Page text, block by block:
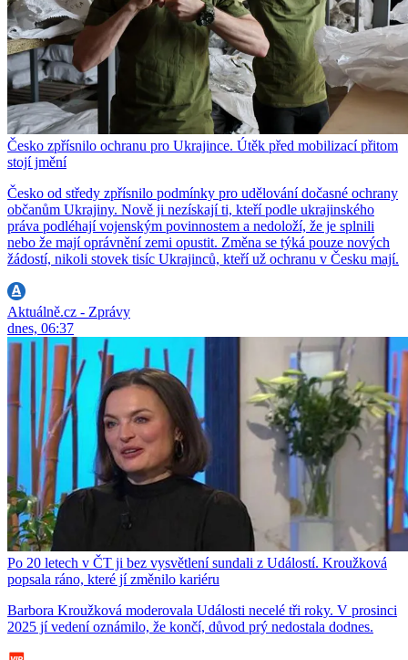
Česko zpřísnilo ochranu pro Ukrajince. Útěk před mobilizací přitom
stojí jmění
Česko od středy zpřísnilo podmínky pro udělování dočasné ochrany
občanům Ukrajiny. Nově ji nezískají ti, kteří podle ukrajinského
práva podléhají vojenským povinnostem a nedoloží, že je splnili
nebo že mají oprávnění zemi opustit. Změna se týká pouze nových
žádostí, nikoli stovek tisíc Ukrajinců, kteří už ochranu v Česku mají.
Aktuálně.cz - Zprávy
dnes, 06:37
Po 20 letech v ČT ji bez vysvětlení sundali z Událostí. Kroužková
popsala ráno, které jí změnilo kariéru
Barbora Kroužková moderovala Události necelé tři roky. V prosinci
2025 jí vedení oznámilo, že končí, důvod prý nedostala dodnes.